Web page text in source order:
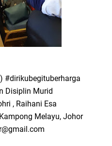
#dirikubegituberharga
Disiplin Murid
, Raihani Esa
Melayu, Johor